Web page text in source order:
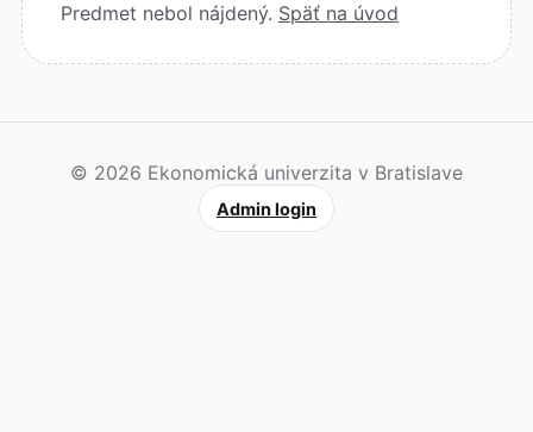
Predmet nebol nájdený. Späť na úvod
© 2026 Ekonomická univerzita v Bratislave
Admin login